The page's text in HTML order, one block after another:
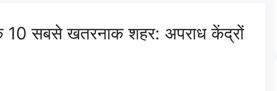
सबसे खतरनाक शहर: अपराध केंद्रों